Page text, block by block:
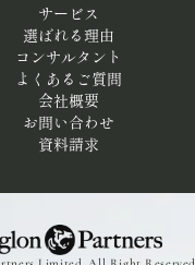
サービス
選ばれる理由
コンサルタント
よくあるご質問
会社概要
お問い合わせ
資料請求